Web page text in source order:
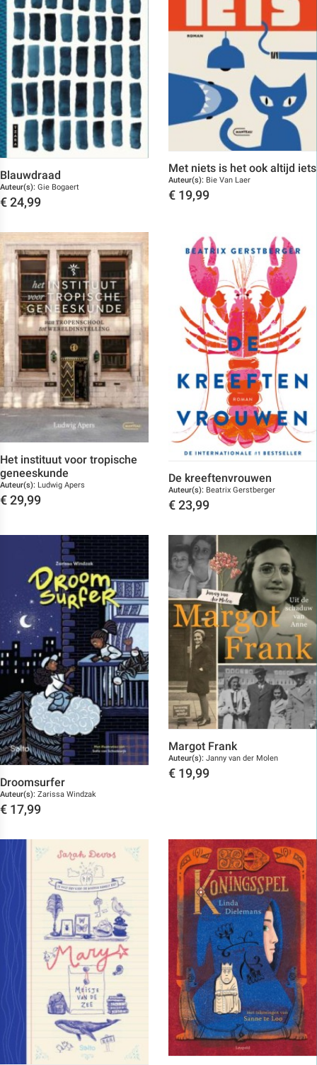
Blauwdraad
Auteur(s): Gie Bogaert
€ 24,99
Met niets is het ook altijd iets
Auteur(s): Bie Van Laer
€ 19,99
Het instituut voor tropische
geneeskunde
Auteur(s): Ludwig Apers
€ 29,99
De kreeftenvrouwen
Auteur(s): Beatrix Gerstberger
€ 23,99
Droomsurfer
Auteur(s): Zarissa Windzak
€ 17,99
Margot Frank
Auteur(s): Janny van der Molen
€ 19,99